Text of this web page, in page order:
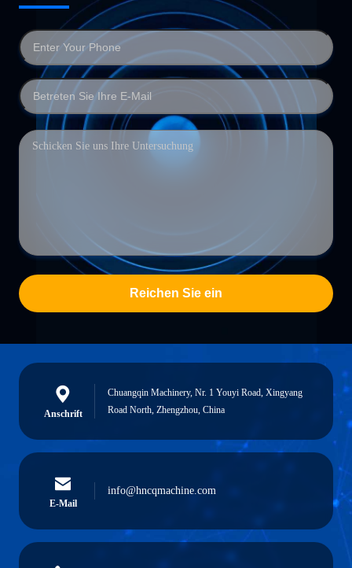
Reichen Sie ein
Anschrift
Chuangqin Machinery, Nr. 1 Youyi Road, Xingyang
Road North, Zhengzhou, China
E-Mail
info@hncqmachine.com